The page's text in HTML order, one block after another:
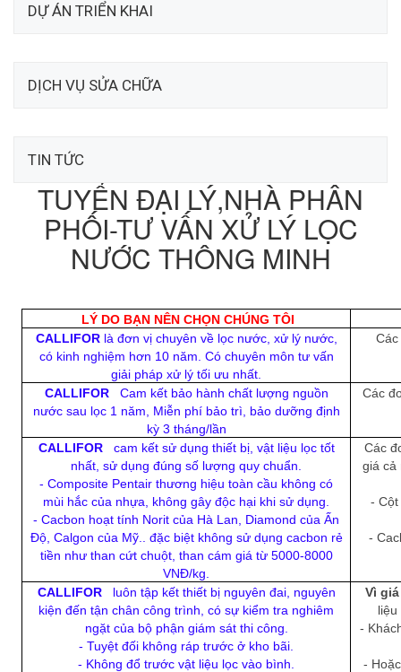
DỰ ÁN TRIỂN KHAI
DỊCH VỤ SỬA CHỮA
TIN TỨC
TUYỂN ĐẠI LÝ,NHÀ PHÂN
PHỐI-TƯ VẤN XỬ LÝ LỌC
NƯỚC THÔNG MINH
LÝ DO BẠN NÊN CHỌN CHÚNG TÔI
CALLIFOR là đơn vị chuyên về lọc nước, xử lý nước,
có kinh nghiệm hơn 10 năm. Có chuyên môn tư vấn
giải pháp xử lý tối ưu nhất.
CALLIFOR
Cam kết bảo hành chất lượng nguồn
nước sau lọc 1 năm, Miễn phí bảo trì, bảo dưỡng định
kỳ 3 tháng/lần
Các
CALLIFOR
cam kết sử dụng thiết bị, vật liệu lọc tốt
nhất, sử dụng đúng số lượng quy chuẩn.
- Composite Pentair thương hiệu toàn cầu không có
mùi hắc của nhựa, không gây độc hại khi sử dụng.
- Cacbon hoạt tính Norit của Hà Lan, Diamond của Ấn
Độ, Calgon của Mỹ.. đặc biệt không sử dụng cacbon rẻ
tiền như than cứt chuột, than cám giá từ 5000-8000
VNĐ/kg.
Các
giá cả
-
-
CALLIFOR
luôn tập kết thiết bị nguyên đai, nguyên
kiện đến tận chân công trình, có sự kiểm tra nghiêm
ngặt của bộ phận giám sát thi công.
- Tuyệt đối không ráp trước ở kho bãi.
- Không đổ trước vật liệu lọc vào bình.
Vì giá
-
-